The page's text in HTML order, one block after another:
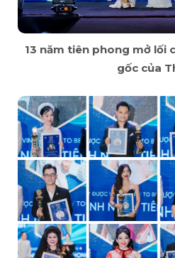
13 năm tiên phong mở lối
gốc của